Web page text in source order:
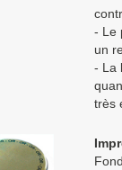
- Le
un
- La
très